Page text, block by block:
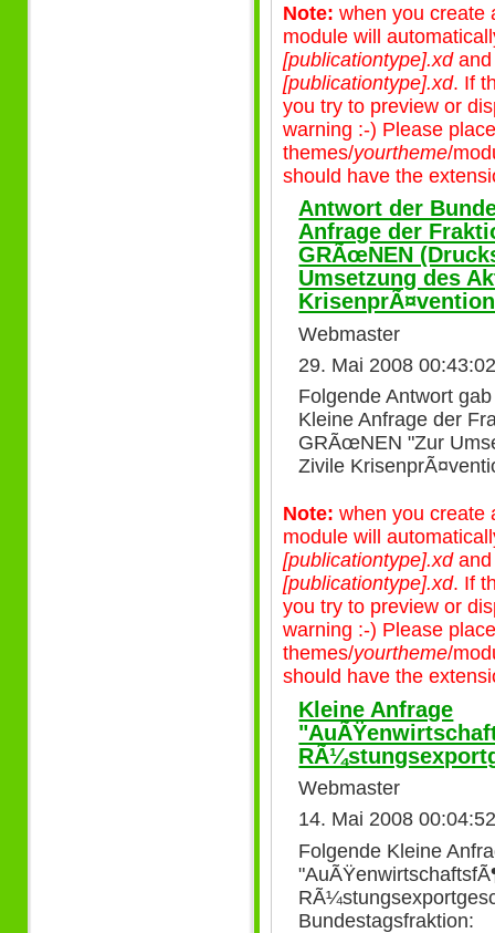
Note: when you create
module will
[publicationtype].xd
[publicationtype].xd. If
you try to preview or
warning :-) Please
themes/yourtheme/
should have the
Antwort der
Anfrage der
GRÃœNEN
Umsetzung des
KrisenprÃ¤vention
Webmaster
29. Mai 2008
Folgende Antwort
Kleine Anfrage der
GRÃœNEN "Zur
Zivile
Note: when you create
module will
[publicationtype].xd
[publicationtype].xd. If
you try to preview or
warning :-) Please
themes/yourtheme/
should have the
Kleine Anfrage
Webmaster
14. Mai 2008
Folgende Kleine
Bundestagsfraktion: